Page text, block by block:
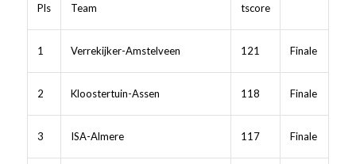
Pls Team tscore
1 Verrekijker-Amstelveen 121 Finale
2 Kloostertuin-Assen 118 Finale
3 ISA-Almere 117 Finale